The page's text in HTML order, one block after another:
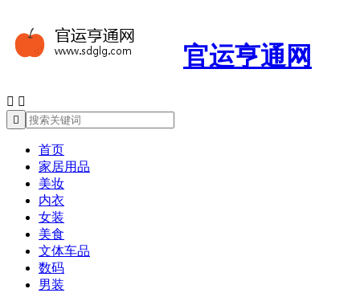
官运亨通网
 

首页
家居用品
美妆
内衣
女装
美食
文体车品
数码
男装